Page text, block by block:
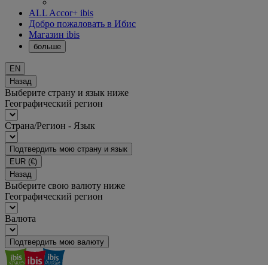
ALL Accor+ ibis
Добро пожаловать в Ибис
Магазин ibis
больше
EN
Назад
Выберите страну и язык ниже
Географический регион
Страна/Регион - Язык
Подтвердить мою страну и язык
EUR (€)
Назад
Выберите свою валюту ниже
Географический регион
Валюта
Подтвердить мою валюту